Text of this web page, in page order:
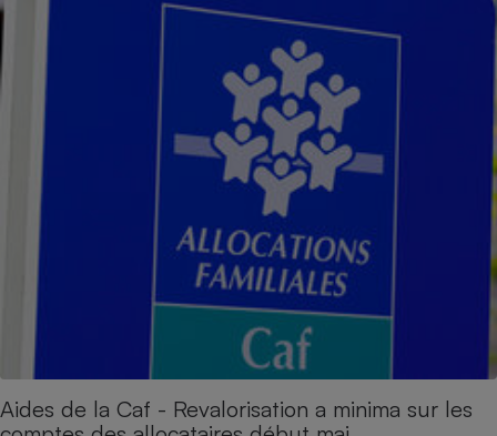
Aides de la Caf - Revalorisation a minima sur les